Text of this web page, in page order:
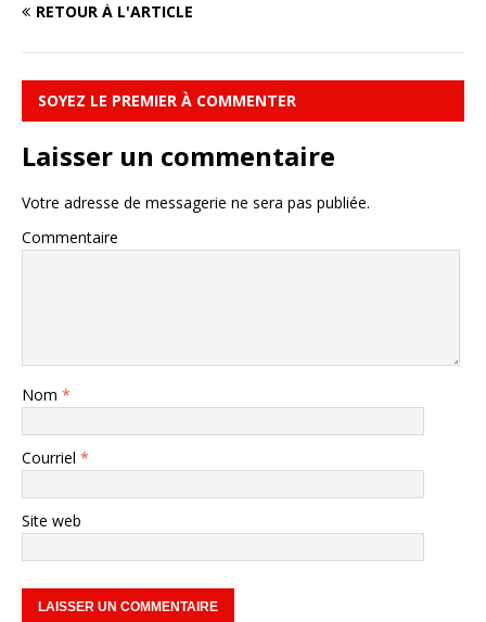
RETOUR À L'ARTICLE
SOYEZ LE PREMIER À COMMENTER
Laisser un commentaire
Votre adresse de messagerie ne sera pas publiée.
Commentaire
Nom *
Courriel *
Site web